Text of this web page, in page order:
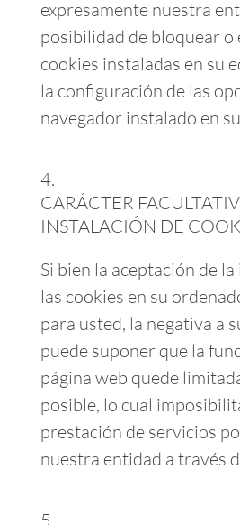
expresamente nuestra
posibilidad de bloquear o
cookies instaladas en su
la configuración de las
navegador instalado en
CARÁCTER
INSTALACIÓN DE
Si bien la aceptación de
las cookies en su
para usted, la negativa a
puede suponer que la
página web quede
posible, lo cual
prestación de servicios
nuestra entidad a través